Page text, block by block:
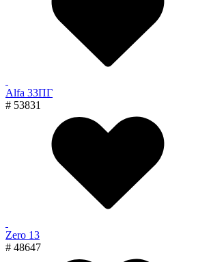
Alfa 33ПГ
# 53831
Zero 13
# 48647